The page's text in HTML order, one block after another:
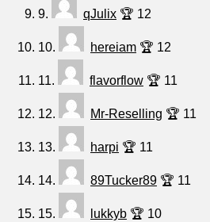
9. qJulix 🏆 12
10. hereiam 🏆 12
11. flavorflow 🏆 11
12. Mr-Reselling 🏆 11
13. harpi 🏆 11
14. 89Tucker89 🏆 11
15. lukkyb 🏆 10